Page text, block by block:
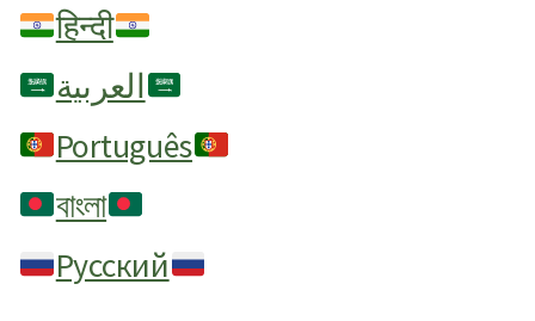
हिन्दी
العربية
Português
বাংলা
Русский